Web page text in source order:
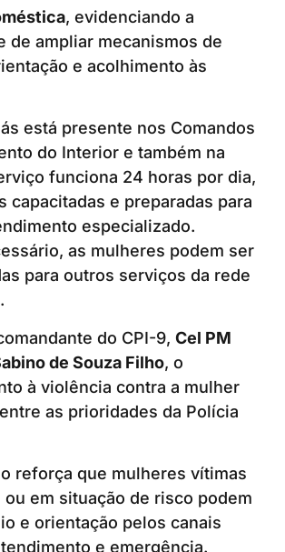
, evidenciando a
de ampliar mecanismos de
e acolhimento às
está presente nos Comandos
do Interior e também na
funciona 24 horas por dia,
capacitadas e preparadas para
especializado.
as mulheres podem ser
para outros serviços da rede
do CPI-9, Cel PM
de Souza Filho, o
à violência contra a mulher
as prioridades da Polícia
reforça que mulheres vítimas
em situação de risco podem
e orientação pelos canais
e emergência.